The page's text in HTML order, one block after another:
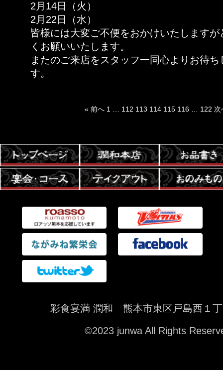
2月14日（火）
2月22日（水）
皆様には大変ご不便をおかけいたしますが
くお願いいたします。
またのご来店をスタッフ一同心よりお待ち
す。
« 前へ 1 112 113 114 115 116 122 次
彩食宴満 潤和 熊本市東区戸島西１
©2023 junwa All Rights